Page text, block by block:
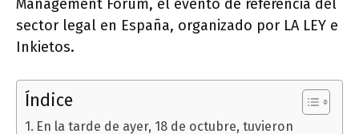
Management Forum, el evento de referencia del
sector legal en España, organizado por LA LEY e
Inkietos.
Índice
En la tarde de ayer, 18 de octubre, tuvieron